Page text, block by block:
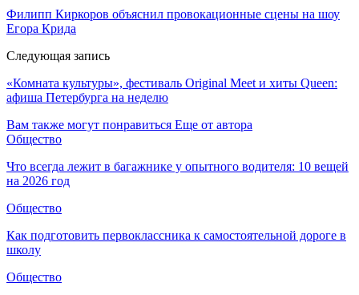
Филипп Киркоров объяснил провокационные сцены на шоу
Егора Крида
Следующая запись
«Комната культуры», фестиваль Original Meet и хиты Queen:
афиша Петербурга на неделю
Вам также могут понравиться Еще от автора
Общество
Что всегда лежит в багажнике у опытного водителя: 10 вещей
на 2026 год
Общество
Как подготовить первоклассника к самостоятельной дороге в
школу
Общество